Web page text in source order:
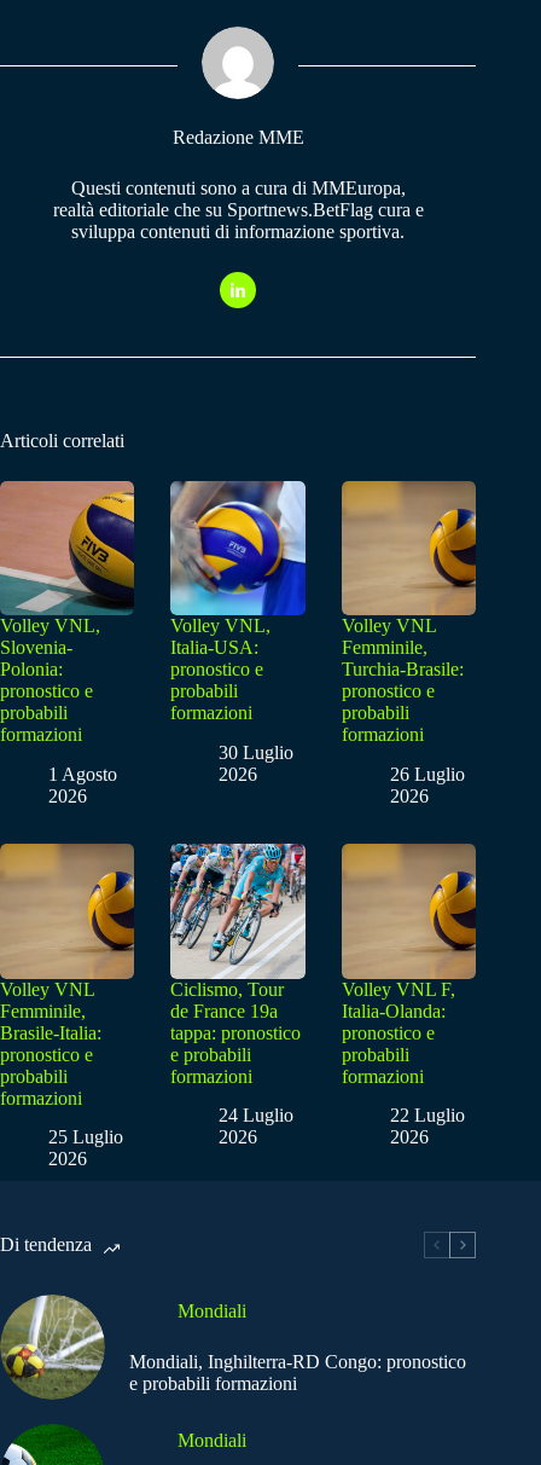
pp m
Redazione MME
Questi contenuti sono a cura di MMEuropa,
realtà editoriale che su Sportnews.BetFlag cura e
sviluppa contenuti di informazione sportiva.
Articoli correlati
Volley VNL,
Slovenia-
Polonia:
pronostico e
probabili
formazioni
1 Agosto
2026
Volley VNL,
Italia-USA:
pronostico e
probabili
formazioni
30 Luglio
2026
Volley VNL
Femminile,
Turchia-Brasile:
pronostico e
probabili
formazioni
26 Luglio
2026
Volley VNL
Femminile,
Brasile-Italia:
pronostico e
probabili
formazioni
25 Luglio
2026
Ciclismo, Tour
de France 19a
tappa: pronostico
e probabili
formazioni
24 Luglio
2026
Volley VNL F,
Italia-Olanda:
pronostico e
probabili
formazioni
22 Luglio
2026
Di tendenza
Mondiali
Mondiali, Inghilterra-RD Congo: pronostico
e probabili formazioni
Mondiali